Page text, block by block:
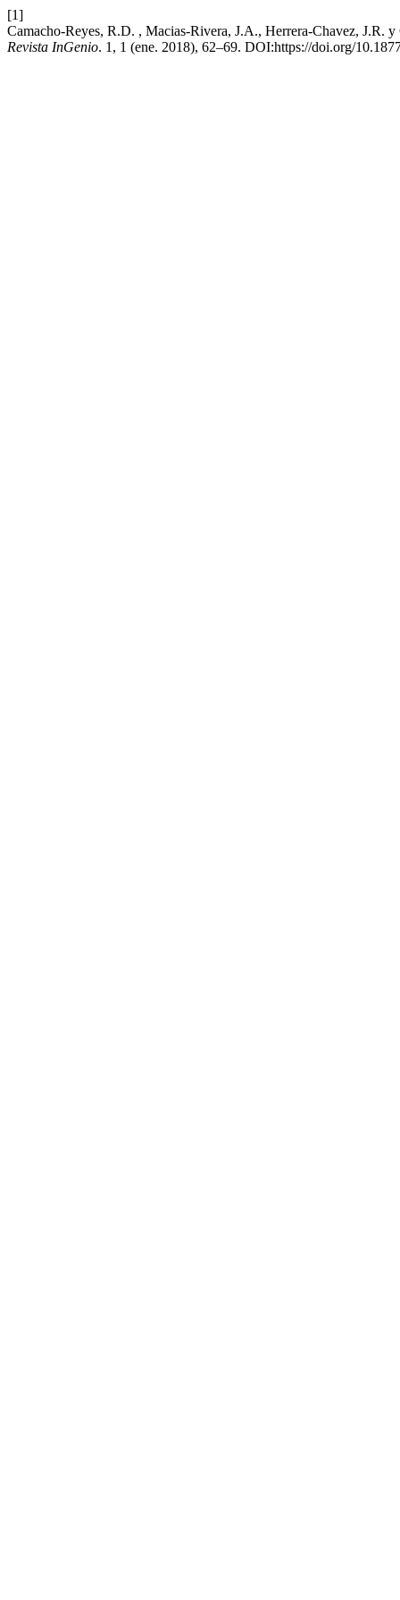
[1]
Camacho-Reyes, R.D. , Macias-Rivera, J.A., Herrera-Chavez, J.R.
Revista InGenio. 1, 1 (ene. 2018), 62–69. DOI:https://doi.org/